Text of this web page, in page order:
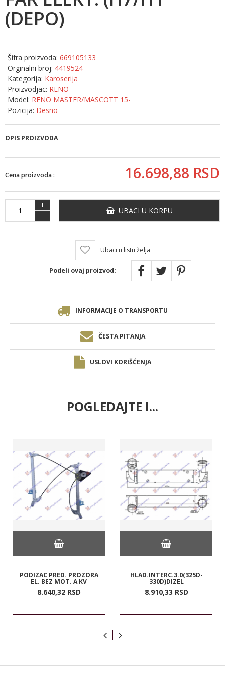
(DEPO)
Šifra proizvoda: 669105133
Orginalni broj: 4419524
Kategorija: Karoserija
Proizvodjac: RENO
Model: RENO MASTER/MASCOTT 15-
Pozicija: Desno
OPIS PROIZVODA
Cena proizvoda : 16.698,88 RSD
+
-
UBACI U KORPU
Ubaci u listu želja
Podeli ovaj proizvod:
INFORMACIJE O TRANSPORTU
ČESTA PITANJA
USLOVI KORIŠĆENJA
POGLEDAJTE I...
PODIZAC PRED. PROZORA
EL. BEZ MOT. A KV
8.640,32 RSD
HLAD.INTERC.3.0(325D-
330D)DIZEL
8.910,33 RSD